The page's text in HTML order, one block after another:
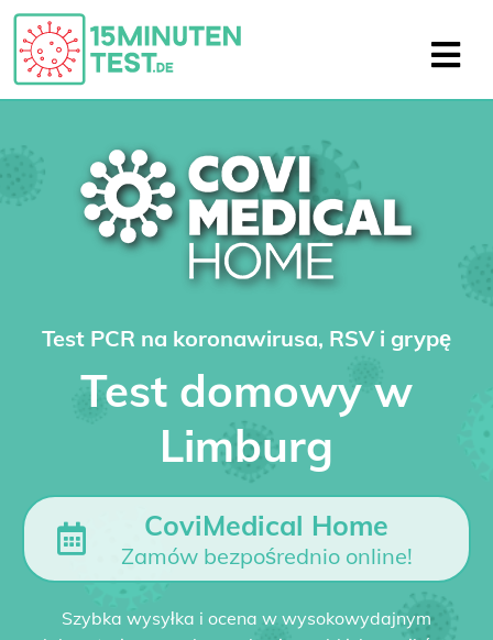
Test PCR na koronawirusa, RSV i grypę
Test domowy w
Limburg
CoviMedical Home
Zamów bezpośrednio online!
Szybka wysyłka i ocena w wysokowydajnym